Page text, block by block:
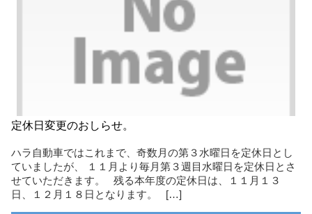
定休日変更のおしらせ。
ハラ自動車ではこれまで、奇数月の第３水曜日を定休日とし
ていましたが、 １１月より毎月第３週目水曜日を定休日とさ
せていただきます。 残る本年度の定休日は、１１月１３
日、１２月１８日となります。 […]